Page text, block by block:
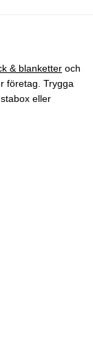
& blanketter och
företag. Trygga
eller